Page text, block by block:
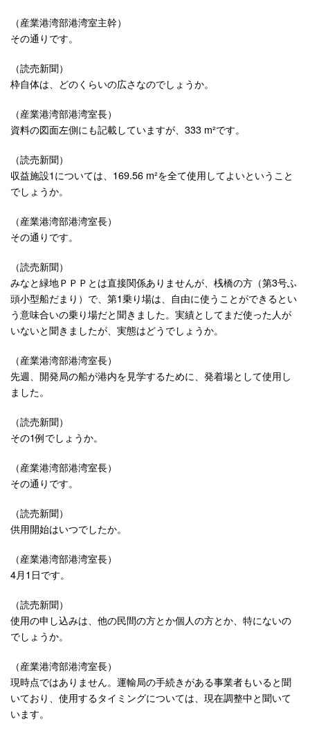
（産業港湾部港湾室主幹）
その通りです。
（読売新聞）
枠自体は、どのくらいの広さなのでしょうか。
（産業港湾部港湾室長）
資料の図面左側にも記載していますが、333 m²です。
（読売新聞）
収益施設1については、169.56 m²を全て使用してよいということ
でしょうか。
（産業港湾部港湾室長）
その通りです。
（読売新聞）
みなと緑地ＰＰＰとは直接関係ありませんが、桟橋の方（第3号ふ
頭小型船だまり）で、第1乗り場は、自由に使うことができるとい
う意味合いの乗り場だと聞きました。実績としてまだ使った人が
いないと聞きましたが、実態はどうでしょうか。
（産業港湾部港湾室長）
先週、開発局の船が港内を見学するために、発着場として使用し
ました。
（読売新聞）
その1例でしょうか。
（産業港湾部港湾室長）
その通りです。
（読売新聞）
供用開始はいつでしたか。
（産業港湾部港湾室長）
4月1日です。
（読売新聞）
使用の申し込みは、他の民間の方とか個人の方とか、特にないの
でしょうか。
（産業港湾部港湾室長）
現時点ではありません。運輸局の手続きがある事業者もいると聞
いており、使用するタイミングについては、現在調整中と聞いて
います。